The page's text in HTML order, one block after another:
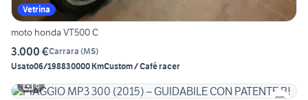
Vetrina
moto honda VT500 C
3.000 €Carrara (MS)
Usato06/198830000 KmCustom / Café racer
6